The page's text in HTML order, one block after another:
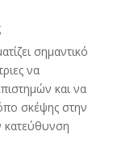
σημαντικό
να
και να
σκέψης στην
κατεύθυνση